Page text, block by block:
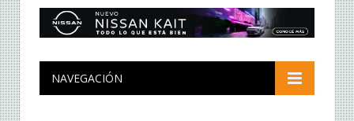
NAVEGACIÓN